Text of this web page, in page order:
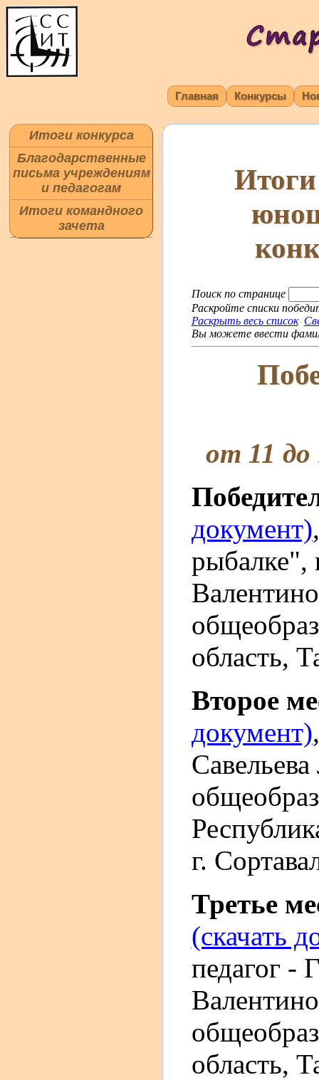
Главная Конкурсы
Итоги конкурса
Благодарственные
письма учреждениям
и педагогам
Итоги командного
зачета
Итоги
Поиск по странице
Раскройте списки
Раскрыть весь список
Вы можете ввести
от 11 до
документ)
рыбалке",
область,
Второе
документ)
г.
Третье
(скачать
педагог -
область,